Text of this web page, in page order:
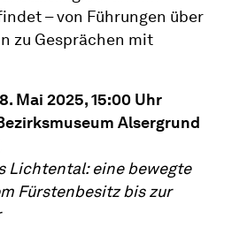
– von Führungen über
zu Gesprächen mit
Mai 2025, 15:00 Uhr
Alsergrund
Lichtental: eine bewegte
Fürstenbesitz bis zur